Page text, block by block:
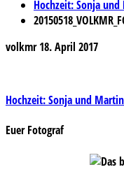
Hochzeit: Sonja und
volkmr 18. April 2017
Hochzeit: Sonja und
Euer Fotograf